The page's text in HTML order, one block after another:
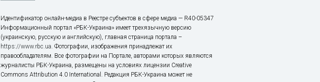
Идентификатор онлайн-медиа в Реестре субъектов в сфере медиа — R40-05347
Информационный портал «РБК-Украина» имеет трехязычную версию
(украинскую, русскую и английскую), главная страница портала –
https://www.rbc.ua. Фотографии, изображения принадлежат их
правообладателям. Все фотографии на Портале, авторами которых являются
журналисты РБК-Украина, размещены на условиях лицензии Creative
Commons Attribution 4.0 International. Редакция РБК-Украина может не